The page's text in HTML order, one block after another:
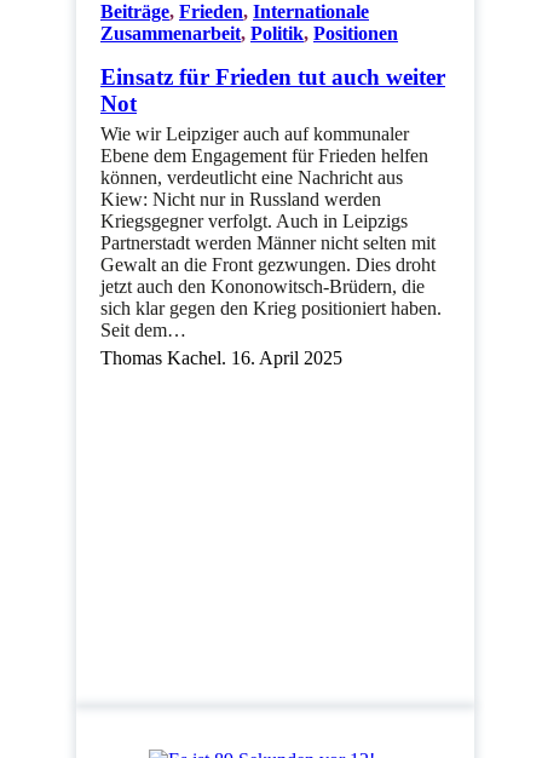
Beiträge, Frieden, Internationale
Zusammenarbeit, Politik, Positionen
Einsatz für Frieden tut auch weiter
Not
Wie wir Leipziger auch auf kommunaler
Ebene dem Engagement für Frieden helfen
können, verdeutlicht eine Nachricht aus
Kiew: Nicht nur in Russland werden
Kriegsgegner verfolgt. Auch in Leipzigs
Partnerstadt werden Männer nicht selten mit
Gewalt an die Front gezwungen. Dies droht
jetzt auch den Kononowitsch-Brüdern, die
sich klar gegen den Krieg positioniert haben.
Seit dem…
Thomas Kachel. 16. April 2025